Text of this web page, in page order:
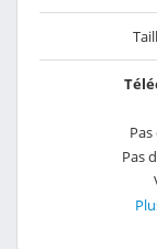
Pas